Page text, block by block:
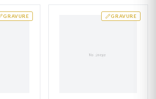
GRAVURE GRAVURE